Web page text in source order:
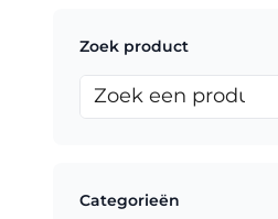
Zoek product
Categorieën